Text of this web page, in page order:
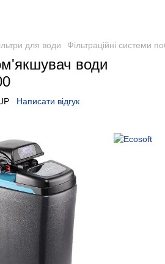
для води Фільтраційні системи
води
Написати відгук